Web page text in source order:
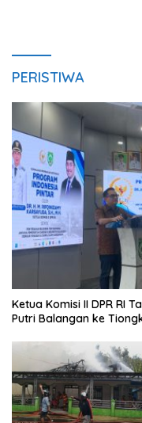
PERISTIWA
Ketua Komisi II DPR RI
Putri Balangan ke